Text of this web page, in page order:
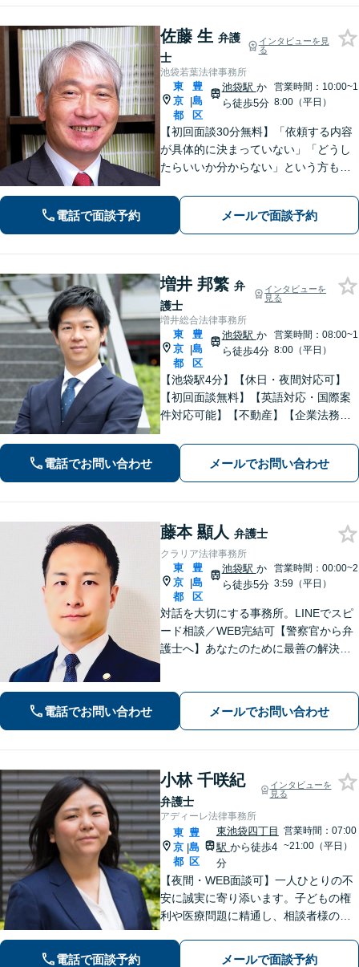
佐藤 生 弁護
士
インタビューを見
る
池袋若葉法律事務所
東
京
都
|
豊
島
区
池袋駅 か
ら徒歩5分
営業時間：10:00~1
8:00（平日）
【初回面談30分無料】「依頼する内容
が具体的に決まっていない」「どうし
たらいいか分からない」という方も、
士歴20年】離婚・男女問題、交通事
故、相続遺言、不動産・住まい
電話で面談予約 メールで面談予約
増井 邦繁 弁
護士
インタビューを
見る
増井総合法律事務所
東
京
都
|
豊
島
区
池袋駅 か
ら徒歩4分
営業時間：08:00~1
8:00（平日）
【池袋駅4分】【休日・夜間対応可】
【初回面談無料】【英語対応・国際案
件対応可能】【不動産】【企業法務】
用】仕事内容に応じて料金相談可。ま
ずはお気軽にご相談下さい。【セミナ
ー・論文掲載経験あり】【留学経験あ
り】
電話でお問い合わせ メールでお問い合わせ
藤本 顯人 弁護士
クラリア法律事務所
東
京
都
|
豊
島
区
池袋駅 か
ら徒歩5分
営業時間：00:00~2
3:59（平日）
対話を大切にする事務所。LINEでスピ
ード相談／WEB完結可【警察官から弁
護士へ】あなたのために最善の解決を
民事から刑事事件まで幅広く支援【完
電話でお問い合わせ メールでお問い合わせ
小林 千咲紀
弁護士
インタビューを
見る
アディーレ法律事務所
東
京
都
|
豊
島
区
東池袋四丁目
駅 から徒歩4
分
営業時間：07:00
~21:00（平日）
【夜間・WEB面談可】一人ひとりの不
安に誠実に寄り添います。子どもの権
利や医療問題に精通し、相談者様の
電話で面談予約 メールで面談予約